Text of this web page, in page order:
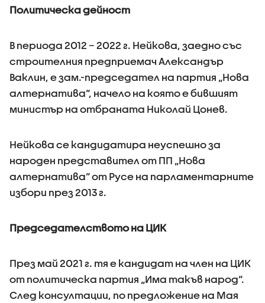
Политическа дейност
В периода 2012 – 2022 г. Нейкова, заедно със
строителния предприемач Александър
Ваклин, е зам.-председател на партия „Нова
алтернатива“, начело на която е бившият
министър на отбраната Николай Цонев.
Нейкова се кандидатира неуспешно за
народен представител от ПП „Нова
алтернатива“ от Русе на парламентарните
избори през 2013 г.
Председателството на ЦИК
През май 2021 г. тя е кандидат на член на ЦИК
от политическа партия „Има такъв народ“.
След консултации, по предложение на Мая